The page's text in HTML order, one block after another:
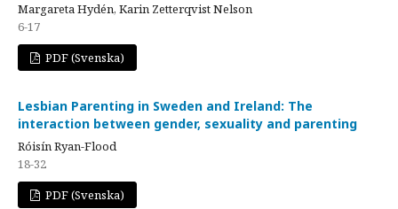
Margareta Hydén, Karin Zetterqvist Nelson
6-17
PDF (Svenska)
Lesbian Parenting in Sweden and Ireland: The
interaction between gender, sexuality and parenting
Róisín Ryan-Flood
18-32
PDF (Svenska)